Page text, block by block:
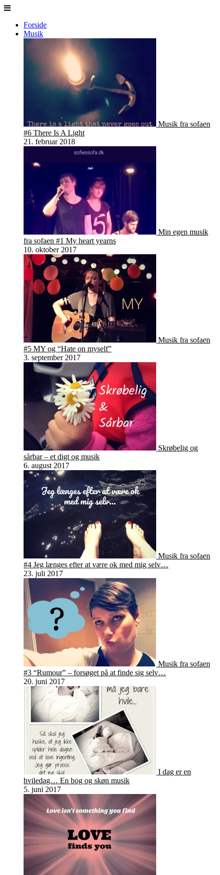
Forside
Musik
Musik fra sofaen
#6 There Is A Light
21. februar 2018
Min egen musik
fra sofaen #1 My heart yearns
10. oktober 2017
Musik fra sofaen
#5 MY og “Hate on myself”
3. september 2017
Skrøbelig og
sårbar – et digt og musik
6. august 2017
Musik fra sofaen
#4 Jeg længes efter at være ok med mig selv…
23. juli 2017
Musik fra sofaen
#3 “Rumour” – forsøget på at finde sig selv…
20. juni 2017
I dag er en
hviledag… En bog og skøn musik
5. juni 2017